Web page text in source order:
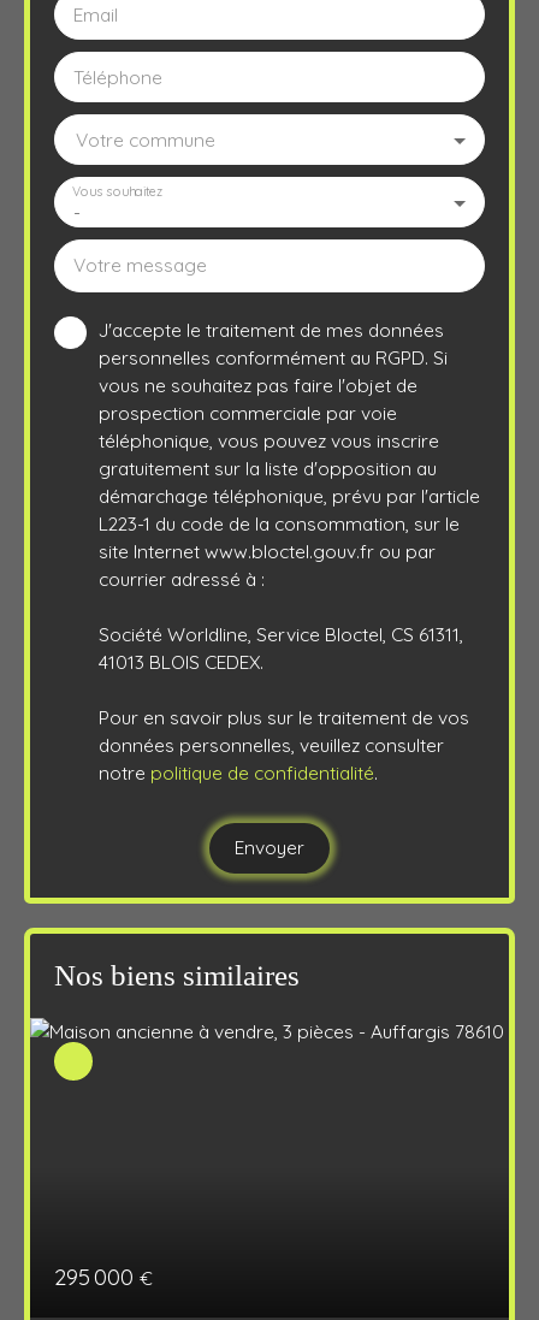
Email
Téléphone
Votre commune
-
Vous souhaitez
Votre message
J'accepte le traitement de mes données
personnelles conformément au RGPD. Si
vous ne souhaitez pas faire l'objet de
prospection commerciale par voie
téléphonique, vous pouvez vous inscrire
gratuitement sur la liste d'opposition au
démarchage téléphonique, prévu par l'article
L223-1 du code de la consommation, sur le
site Internet www.bloctel.gouv.fr ou par
courrier adressé à :
Société Worldline, Service Bloctel, CS 61311,
41013 BLOIS CEDEX.
Pour en savoir plus sur le traitement de vos
données personnelles, veuillez consulter
notre politique de confidentialité.
Envoyer
Nos biens similaires
295 000 €